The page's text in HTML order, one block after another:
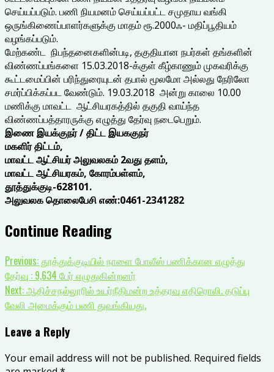
செய்யப்படும். பணி நியமனம் செய்யப்பட்ட சமுதாய வங்கி
ஒருங்கிணைப்பாளர்களுக்கு மாதம் ரூ.2000ஃ- மதிப்பூதியம்
வழங்கப்படும்.
மேற்கண்ட நிபந்தனைகளின்படி, தகுதியான நபர்கள் தங்களின்
விண்ணப்பங்களை 15.03.2018-க்குள் கீழ்காணும் முகவரிக்கு
கூட்டமைப்பின் பரிந்துரையுடன் தபால் மூலமோ அல்லது நேரிலோ
சமர்ப்பிக்கப்பட வேண்டும். 19.03.2018 அன்று காலை 10.00
மணிக்கு மாவட்ட ஆட்சியரகத்தில் தகுதி வாய்ந்த
விண்ணப்பத்தாரருக்கு எழுத்து தேர்வு நடைபெறும்.
இணை இயக்குநர் / திட்ட இயககுநர்
மகளிர் திட்டம்,
மாவட்ட ஆட்சியர் அலுவலகம் 2வது தளம்,
மாவட்ட ஆட்சியரகம், கோரம்பள்ளம்,
தூத்துக்குடி-628101.
அலுவலக தொலைபேசி எண்:0461-2341282
Continue Reading
Previous:தூத்துக்குடியில் நாளை போலீஸ் பணிக்கான எழுத்து
தேர்வு : 9,634 பேர் எழுதுகின்றனர்
Next:ஆதிச்சநல்லூரில் உயர்நீதிமன்ற உத்தரவு எதிரொலி. தடுப்பு
வேலி அமைக்கும் பணி துவங்கியது.
Leave a Reply
Your email address will not be published. Required fields